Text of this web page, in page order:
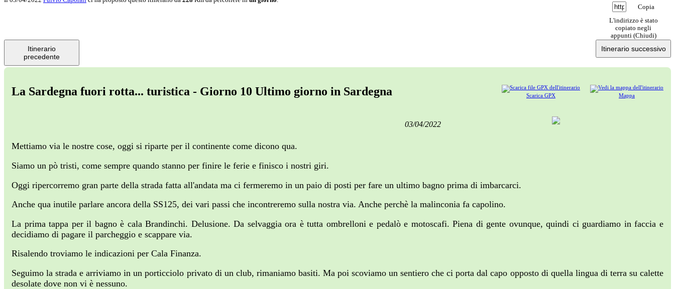
Copia
L'indirizzo è stato
copiato negli
appunti (Chiudi)
Itinerario
precedente
Itinerario successivo
Mappa
Scarica GPX
La Sardegna fuori rotta... turistica - Giorno 10 Ultimo giorno in Sardegna
03/04/2022
Mettiamo via le nostre cose, oggi si riparte per il continente come dicono qua.
Siamo un pò tristi, come sempre quando stanno per finire le ferie e finisco i nostri giri.
Oggi ripercorremo gran parte della strada fatta all'andata ma ci fermeremo in un paio di posti per fare un ultimo bagno prima di imbarcarci.
Anche qua inutile parlare ancora della SS125, dei vari passi che incontreremo sulla nostra via. Anche perchè la malinconia fa capolino.
La prima tappa per il bagno è cala Brandinchi. Delusione. Da selvaggia ora è tutta ombrelloni e pedalò e motoscafi. Piena di gente ovunque, quindi ci guardiamo in faccia e
decidiamo di pagare il parcheggio e scappare via.
Risalendo troviamo le indicazioni per Cala Finanza.
Seguimo la strada e arriviamo in un porticciolo privato di un club, rimaniamo basiti. Ma poi scoviamo un sentiero che ci porta dal capo opposto di quella lingua di terra su calette
desolate dove non vi è nessuno.